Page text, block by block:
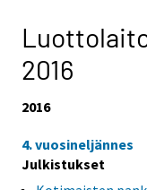
2016
2016
4. vuosineljännes
Julkistukset